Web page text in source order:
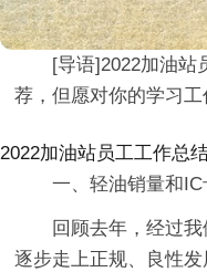
[导语]2022加油站
荐，但愿对你的学习工
2022加油站员工工作总
一、轻油销量和IC
回顾去年，经过
逐步走上正规、良性发